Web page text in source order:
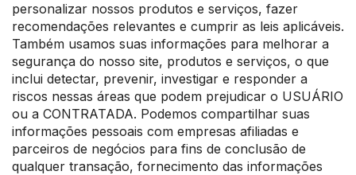
personalizar nossos produtos e serviços, fazer
recomendações relevantes e cumprir as leis aplicáveis.
Também usamos suas informações para melhorar a
segurança do nosso site, produtos e serviços, o que
inclui detectar, prevenir, investigar e responder a
riscos nessas áreas que podem prejudicar o USUÁRIO
ou a CONTRATADA. Podemos compartilhar suas
informações pessoais com empresas afiliadas e
parceiros de negócios para fins de conclusão de
qualquer transação, fornecimento das informações